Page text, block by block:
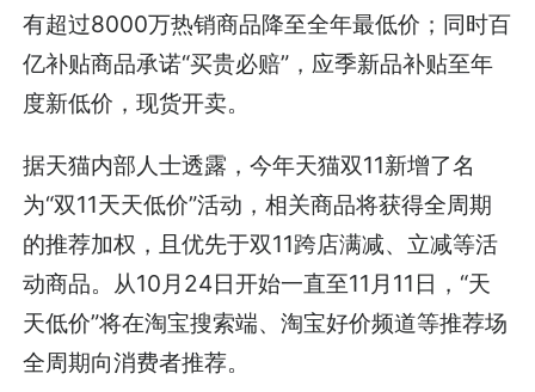
有超过8000万热销商品降至全年最低价；同时百
亿补贴商品承诺“买贵必赔”，应季新品补贴至年
度新低价，现货开卖。
据天猫内部人士透露，今年天猫双11新增了名
为“双11天天低价”活动，相关商品将获得全周期
的推荐加权，且优先于双11跨店满减、立减等活
动商品。从10月24日开始一直至11月11日，“天
天低价”将在淘宝搜索端、淘宝好价频道等推荐场
全周期向消费者推荐。